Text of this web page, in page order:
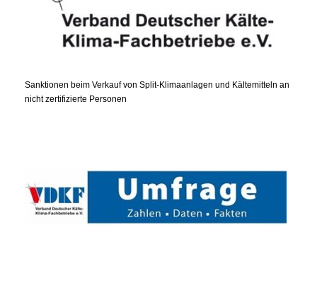
Sanktionen beim Verkauf von Split-Klimaanlagen und Kältemitteln an
nicht zertifizierte Personen